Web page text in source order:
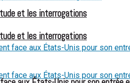
et les interrogations
et les interrogations